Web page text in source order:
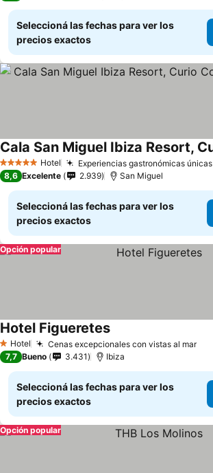
Seleccioná las fechas para ver los
precios exactos
5 Estrellas Hotel Experiencias gastronómicas únicas
8,6 Excelente 2.939 San Miguel
Seleccioná las fechas para ver los
precios exactos
Opción popular
1 Estrellas
Hotel Cenas excepcionales con vistas al mar
Hotel Figueretes
7,7 Bueno 3.431 Ibiza
Seleccioná las fechas para ver los
precios exactos
Opción popular